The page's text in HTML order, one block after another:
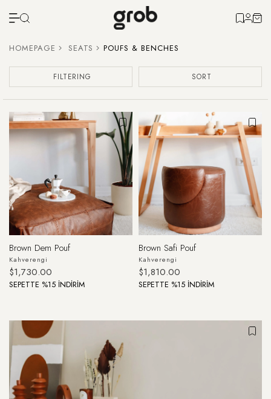
HOMEPAGE SEATS POUFS & BENCHES
FILTERING SORT
Brown Dem Pouf
Kahverengi
$1,730.00
SEPETTE %15 İNDİRİM
Brown Safi Pouf
Kahverengi
$1,810.00
SEPETTE %15 İNDİRİM